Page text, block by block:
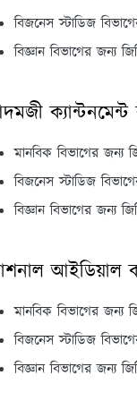
বিজনেস স্টাডিজ
বিজ্ঞান বিভাগের জন্য
মানবিক বিভাগের জন্য
বিজনেস স্টাডিজ
বিজ্ঞান বিভাগের জন্য
আইডিয়াল
মানবিক বিভাগের জন্য
বিজনেস স্টাডিজ
বিজ্ঞান বিভাগের জন্য